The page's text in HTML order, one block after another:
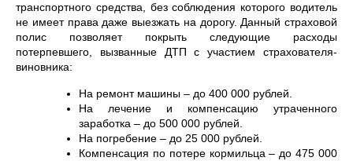
транспортного средства, без соблюдения которого водитель
не имеет права даже выезжать на дорогу. Данный страховой
полис позволяет покрыть следующие расходы
потерпевшего, вызванные ДТП с участием страхователя-
виновника:
На ремонт машины – до 400 000 рублей.
На лечение и компенсацию утраченного
заработка – до 500 000 рублей.
На погребение – до 25 000 рублей.
Компенсация по потере кормильца – до 475 000